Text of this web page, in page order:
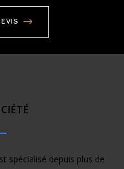
spécialisé depuis plus de